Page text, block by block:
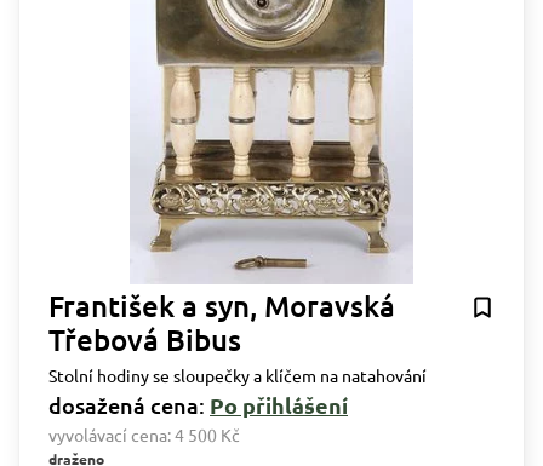
František a syn, Moravská
Třebová Bibus
Stolní hodiny se sloupečky a klíčem na natahování
dosažená cena: Po přihlášení
vyvolávací cena:4 500 Kč
draženo